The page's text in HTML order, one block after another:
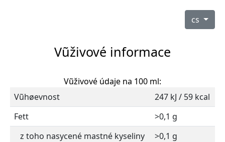
cs
Vũživové informace
Vũživové údaje na 100 ml:
Vũhøevnost
247 kJ / 59 kcal
Fett
>0,1 g
z toho nasycené mastné kyseliny
>0,1 g